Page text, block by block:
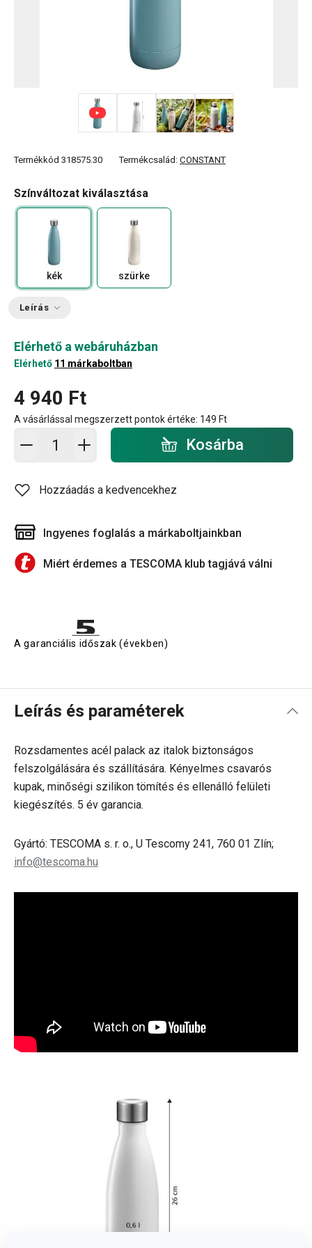
Termékkód 318575.30 Termékcsalád: CONSTANT
Színváltozat kiválasztása
kék szürke
Leírás
Elérhető a webáruházban
Elérhető 11 márkaboltban
4 940 Ft
A vásárlással megszerzett pontok értéke: 149 Ft
Kosárba - mennyiség Kosárba
Hozzáadás a kedvencekhez
Ingyenes foglalás a márkaboltjainkban
Miért érdemes a TESCOMA klub tagjává válni
A garanciális időszak (években)
Leírás és paraméterek
Rozsdamentes acél palack az italok biztonságos
felszolgálására és szállítására. Kényelmes csavarós
kupak, minőségi szilikon tömítés és ellenálló felületi
kiegészítés. 5 év garancia.
Gyártó: TESCOMA s. r. o., U Tescomy 241, 760 01 Zlín;
info@tescoma.hu